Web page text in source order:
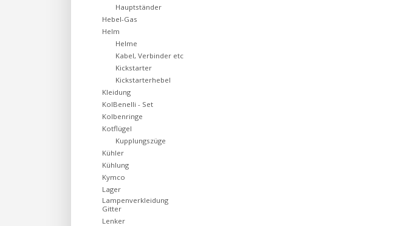
Hauptständer
Hebel-Gas
Helm
Helme
Kabel, Verbinder etc
Kickstarter
Kickstarterhebel
Kleidung
KolBenelli - Set
Kolbenringe
Kotflügel
Kupplungszüge
Kühler
Kühlung
Kymco
Lager
Lampenverkleidung
Gitter
Lenker